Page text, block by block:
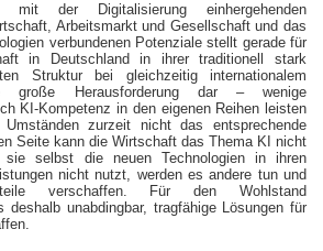
der Digitalisierung einhergehenden
Arbeitsmarkt und Gesellschaft und das
verbundenen Potenziale stellt gerade für
in Deutschland in ihrer traditionell stark
Struktur bei gleichzeitig internationalem
große Herausforderung dar – wenige
KI-Kompetenz in den eigenen Reihen leisten
zurzeit nicht das entsprechende
Seite kann die Wirtschaft das Thema KI nicht
sie selbst die neuen Technologien in ihren
nicht nutzt, werden es andere tun und
verschaffen. Für den Wohlstand
deshalb unabdingbar, tragfähige Lösungen für